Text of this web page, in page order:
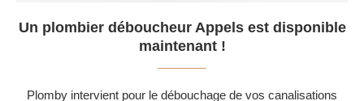
Un plombier déboucheur Appels est disponible
maintenant !
Plomby intervient pour le débouchage de vos canalisations